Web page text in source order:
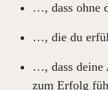
…, dass ohne
…, die du
…, dass deine
zum Erfolg